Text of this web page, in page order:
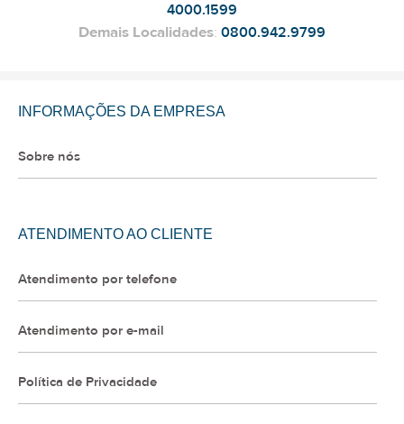
4000.1599
Demais Localidades: 0800.942.9799
INFORMAÇÕES DA EMPRESA
Sobre nós
ATENDIMENTO AO CLIENTE
Atendimento por telefone
Atendimento por e-mail
Política de Privacidade